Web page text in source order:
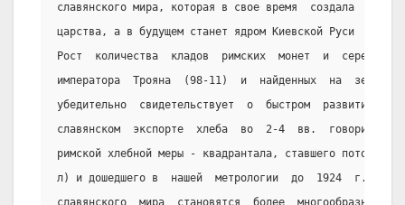
славянского мира, которая в свое время  создала
царства, а в будущем станет ядром Киевской Руси  -
Рост  количества  кладов  римских  монет  и  серебра,
императора  Трояна  (98-11)  и  найденных  на  землях
убедительно  свидетельствует  о  быстром  развитии
славянском  экспорте  хлеба  во  2-4  вв.  говорит
римской хлебной меры - квадрантала, ставшего потом у
л) и дошедшего в  нашей  метрологии  до  1924  г.  Во
славянского  мира  становятся  более  многообразными.